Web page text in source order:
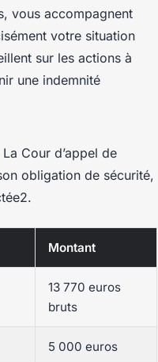
vous accompagnent
votre situation
sur les actions à
une indemnité
Cour d’appel de
obligation de sécurité,
Montant
13 770 euros
bruts
5 000 euros